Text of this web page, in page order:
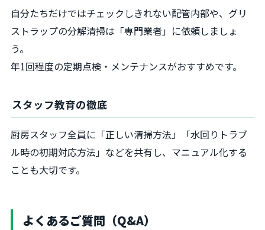
自分たちだけではチェックしきれない配管内部や、グリ
ストラップの分解清掃は「専門業者」に依頼しましょ
う。
年1回程度の定期点検・メンテナンスがおすすめです。
スタッフ教育の徹底
厨房スタッフ全員に「正しい清掃方法」「水回りトラブ
ル時の初期対応方法」などを共有し、マニュアル化する
ことも大切です。
よくあるご質問（Q&A）